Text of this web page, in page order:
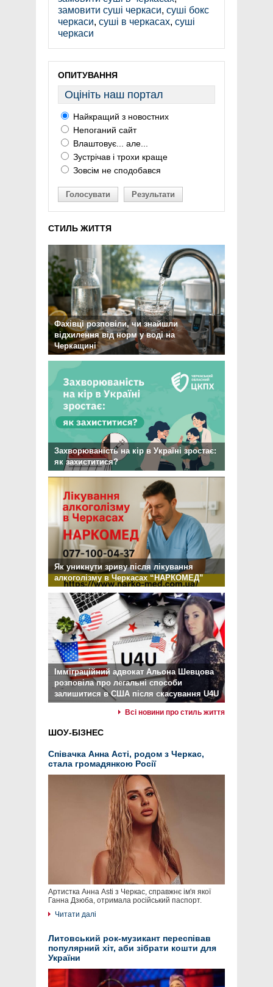
замовити суші черкаси, суші бокс
черкаси, суші в черкасах, суші
черкаси
ОПИТУВАННЯ
Оцініть наш портал
Найкращий з новостних
Непоганий сайт
Влаштовує... але...
Зустрічав і трохи краще
Зовсім не сподобався
Голосувати Результати
СТИЛЬ ЖИТТЯ
Фахівці розповіли, чи знайшли
відхилення від норм у воді на
Черкащині
Захворюваність на кір в Україні зростає:
як захиститися?
Як уникнути зриву після лікування
алкоголізму в Черкасах “НАРКОМЕД”
Імміграційний адвокат Альона Шевцова
розповіла про легальні способи
залишитися в США після скасування U4U
Всі новини про стиль життя
ШОУ-БІЗНЕС
Співачка Анна Асті, родом з Черкас,
стала громадянкою Росії
Артистка Анна Asti з Черкас, справжнє ім'я якої
Ганна Дзюба, отримала російський паспорт.
Читати далі
Литовський рок-музикант переспівав
популярний хіт, аби зібрати кошти для
України